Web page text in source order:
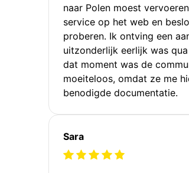
naar Polen moest
service op het web en
proberen. Ik ontving een
uitzonderlijk eerlijk was
dat moment was de
moeiteloos, omdat ze me
benodigde documentatie.
Sara